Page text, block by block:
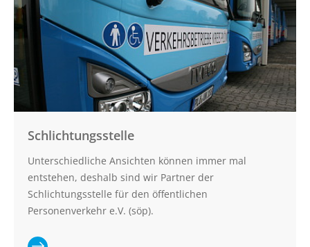
(NAH.SH)
Schlichtungsstelle
Unterschiedliche Ansichten können immer mal
entstehen, deshalb sind wir Partner der
Schlichtungsstelle für den öffentlichen
Personenverkehr e.V. (söp).